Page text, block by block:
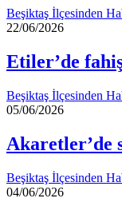
Beşiktaş İlçesinden
22/06/2026
Etiler’de
Beşiktaş İlçesinden
05/06/2026
Akaretler’de
Beşiktaş İlçesinden
04/06/2026